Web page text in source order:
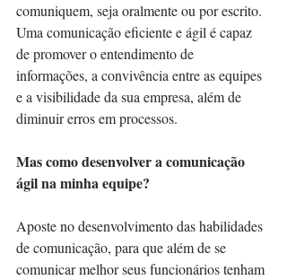
comuniquem, seja oralmente ou por escrito.
Uma comunicação eficiente e ágil é capaz
de promover o entendimento de
informações, a convivência entre as equipes
e a visibilidade da sua empresa, além de
diminuir erros em processos.
Mas como desenvolver a comunicação
ágil na minha equipe?
Aposte no desenvolvimento das habilidades
de comunicação, para que além de se
comunicar melhor seus funcionários tenham